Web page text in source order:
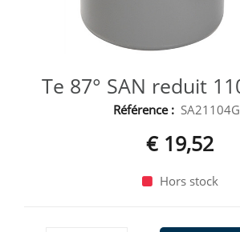
Te 87° SAN reduit
Référence :
€ 19,52
Hors stock